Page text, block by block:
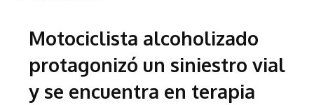
Motociclista alcoholizado
protagonizó un siniestro vial
y se encuentra en terapia